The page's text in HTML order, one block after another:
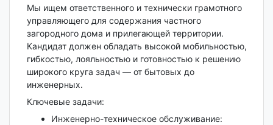
Мы ищем ответственного и технически грамотного
управляющего для содержания частного
загородного дома и прилегающей территории.
Кандидат должен обладать высокой мобильностью,
гибкостью, лояльностью и готовностью к решению
широкого круга задач — от бытовых до
инженерных.
Ключевые задачи:
Инженерно-техническое обслуживание: